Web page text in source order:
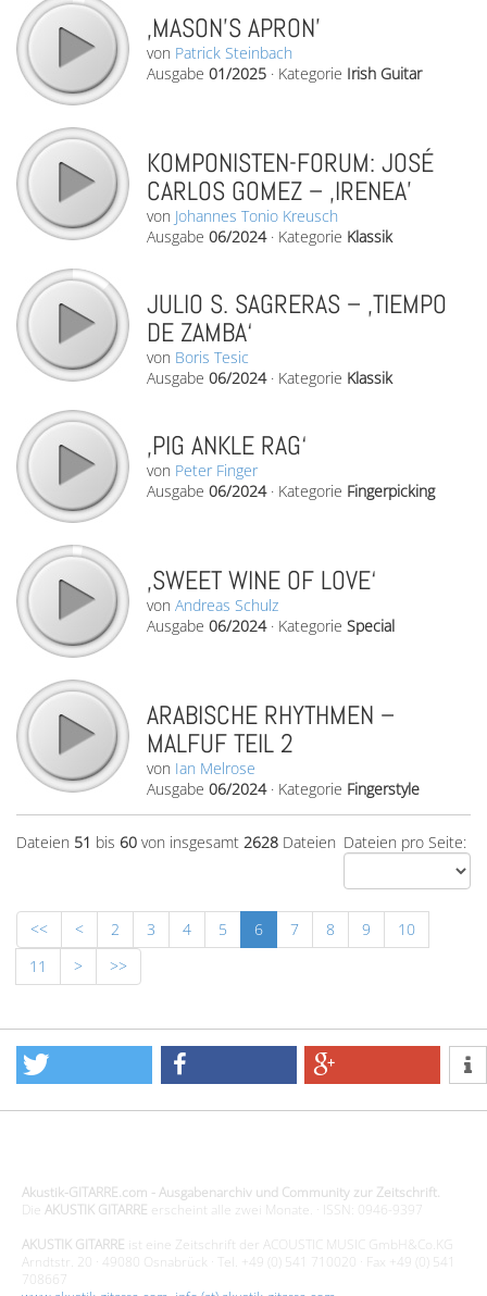
‚MASON’S APRON’
von Patrick Steinbach
Ausgabe 01/2025 · Kategorie Irish Guitar
KOMPONISTEN-FORUM: JOSÉ
CARLOS GOMEZ – ‚IRENEA’
von Johannes Tonio Kreusch
Ausgabe 06/2024· Kategorie Klassik
JULIO S. SAGRERAS – ‚TIEMPO
DE ZAMBA‘
von Boris Tesic
Ausgabe 06/2024· Kategorie Klassik
‚PIG ANKLE RAG‘
von Peter Finger
Ausgabe 06/2024· Kategorie Fingerpicking
‚SWEET WINE OF LOVE‘
von Andreas Schulz
Ausgabe 06/2024· Kategorie Special
ARABISCHE RHYTHMEN –
MALFUF TEIL 2
von Ian Melrose
Ausgabe 06/2024· Kategorie Fingerstyle
Dateien pro Seite:
Dateien 51 bis 60 von insgesamt 2628 Dateien
<< < 2 3 4 5 6 7 8 9
10
11
> >>
Akustik-GITARRE.com - Ausgabenarchiv und Community zur Zeitschrift.
Die AKUSTIK GITARRE erscheint alle zwei Monate. · ISSN: 0946-9397
AKUSTIK GITARRE ist eine Zeitschrift der ACOUSTIC MUSIC GmbH&Co.KG
Arndtstr. 20 · 49080 Osnabrück · Tel. +49 (0) 541 710020 · Fax +49 (0) 541
708667